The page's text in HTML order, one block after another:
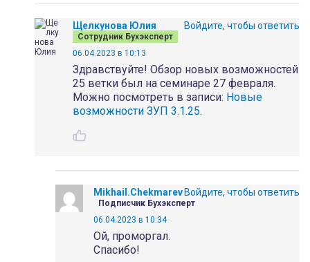
Щелкунова Юлия
Сотрудник Бухэксперт
06.04.2023 в 10:13
Здравствуйте! Обзор новых возможностей
25 ветки был на семинаре 27 февраля.
Можно посмотреть в записи: Новые
возможности ЗУП 3.1.25.
Войдите, чтобы ответить
Mikhail.Chekmarev
Подписчик Бухэксперт
06.04.2023 в 10:34
Ой, проморгал.
Спасибо!
Войдите, чтобы ответить